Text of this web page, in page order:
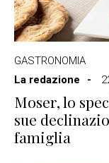
GASTRONOMIA
La redazione
Moser, lo
sue
famiglia